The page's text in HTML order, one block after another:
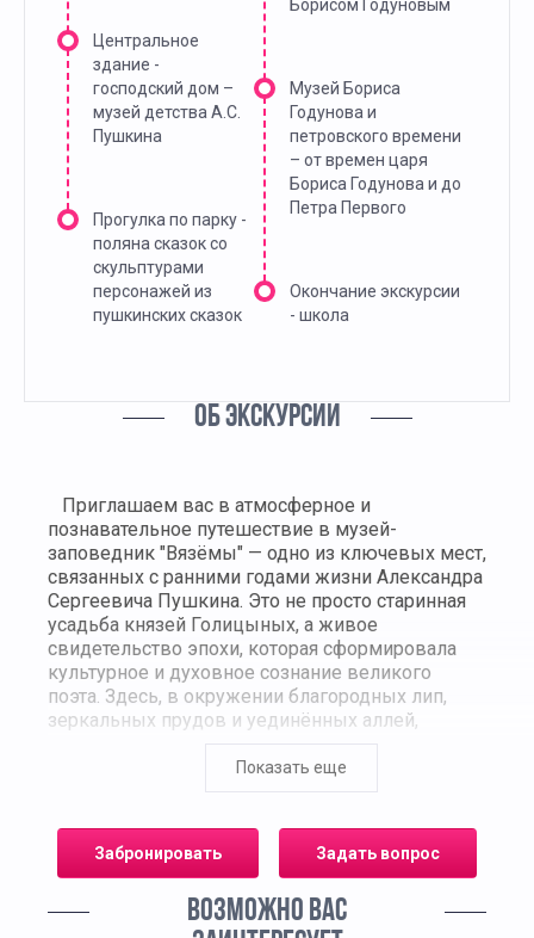
Центральное
здание -
господский дом –
музей детства А.С.
Пушкина
Прогулка по парку -
поляна сказок со
скульптурами
персонажей из
пушкинских сказок
Борисом Годуновым
Музей Бориса
Годунова и
петровского времени
– от времен царя
Бориса Годунова и до
Петра Первого
Окончание экскурсии
- школа
ОБ ЭКСКУРСИИ
Приглашаем вас в атмосферное и
познавательное путешествие в музей-
заповедник "Вязёмы" — одно из ключевых мест,
связанных с ранними годами жизни Александра
Сергеевича Пушкина. Это не просто старинная
усадьба князей Голицыных, а живое
свидетельство эпохи, которая сформировала
культурное и духовное сознание великого
поэта. Здесь, в окружении благородных лип,
зеркальных прудов и уединённых аллей,
дворянской усадебной жизни, увидел уклад,
Во время экскурсии гости познакомятся с
мемориальной экспозицией, в которой бережно
издания и предметы быта, принадлежавшие
Показать еще
Забронировать Задать вопрос
ВОЗМОЖНО ВАС